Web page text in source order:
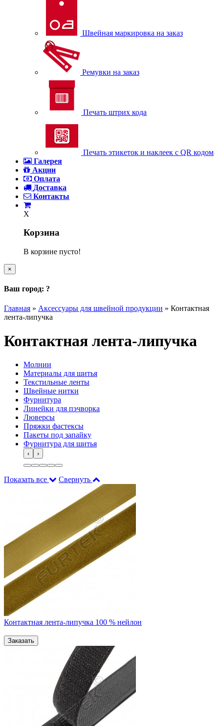
Швейная маркировка на заказ
Ремувки на заказ
Печать штрих кода
Печать этикеток и наклеек с QR кодом
Галерея
Акции
Оплата
Доставка
Контакты
X
Корзина
В корзине пусто!
×
Ваш город: ?
Главная » Аксессуары для швейной продукции » Контактная
лента-липучка
Контактная лента-липучка
Молнии
Материалы для шитья
Текстильные ленты
Швейные нитки
Фурнитура
Линейки для пэчворка
Люверсы
Пряжки фастексы
Пакеты под запайку
Фурнитура для шитья
‹ ›
Показать все Свернуть
Контактная лента-липучка 100 % нейлон